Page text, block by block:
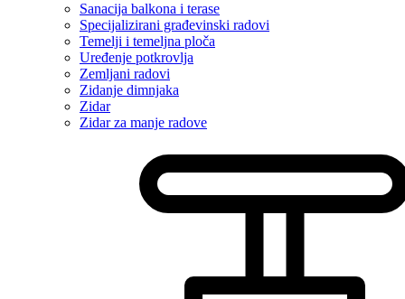
Sanacija balkona i terase
Specijalizirani građevinski radovi
Temelji i temeljna ploča
Uređenje potkrovlja
Zemljani radovi
Zidanje dimnjaka
Zidar
Zidar za manje radove